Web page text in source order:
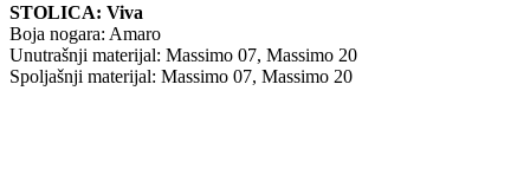
STOLICA: Viva
Boja nogara: Amaro
Unutrašnji materijal: Massimo 07, Massimo 20
Spoljašnji materijal: Massimo 07, Massimo 20